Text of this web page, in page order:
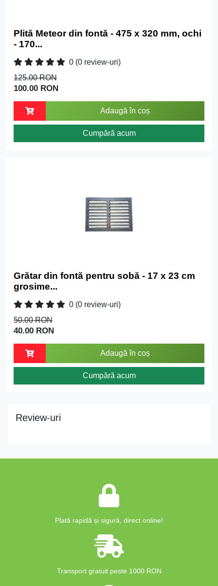
Plită Meteor din fontă - 475 x 320 mm, ochi
- 170...
0 (0 review-uri)
125.00 RON
100.00 RON
Adaugă în coș
Cumpără acum
Grătar din fontă pentru sobă - 17 x 23 cm
grosime...
0 (0 review-uri)
50.00 RON
40.00 RON
Adaugă în coș
Cumpără acum
Review-uri
Plată rapidă și sigură, direct online!
Transport gratuit peste 1000 RON